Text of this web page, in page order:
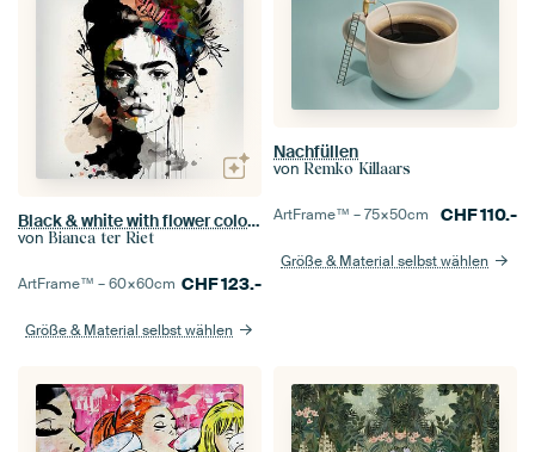
Black & white with flower colour splash
von Bianca ter Riet
ArtFrame™ –60×60cm CHF123.-
Größe & Material selbst wählen
Nachfüllen
von Remko Killaars
ArtFrame™ –75×50cm CHF110.-
Größe & Material selbst wählen